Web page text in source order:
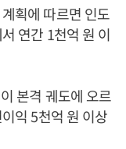
획에 따르면 인도
연간 1천억 원 이
본격 궤도에 오르
익 5천억 원 이상